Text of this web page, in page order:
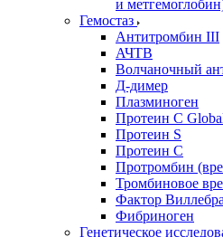
и
Гемостаз
Антитромбин III
АЧТВ
Волчаночный
Д-димер
Плазминоген
Протеин C
Протеин S
Протеин С
Протромбин
Тромбиновое
Фактор
Фибриноген
Генетическое